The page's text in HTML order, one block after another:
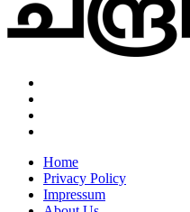
Home
Privacy Policy
india
kerala
local